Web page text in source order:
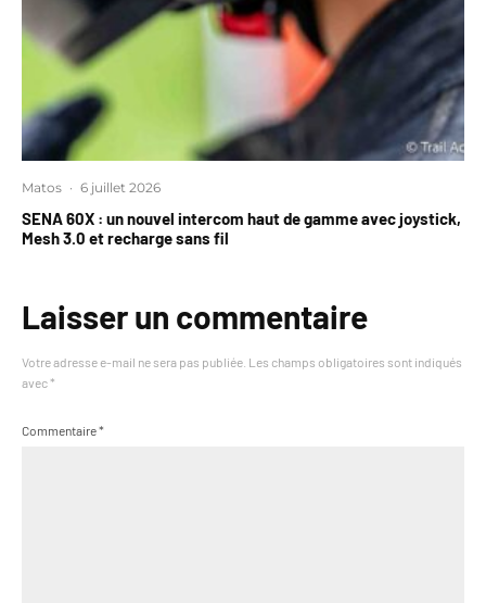
Matos · 6 juillet 2026
SENA 60X : un nouvel intercom haut de gamme avec joystick,
Mesh 3.0 et recharge sans fil
Laisser un commentaire
Votre adresse e-mail ne sera pas publiée. Les champs obligatoires sont indiqués
avec *
Commentaire*